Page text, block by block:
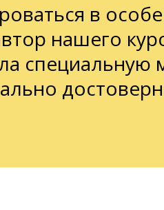
в
нашего
специальную